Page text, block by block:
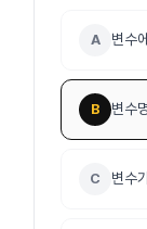
A 변수
B 변수
C 변수